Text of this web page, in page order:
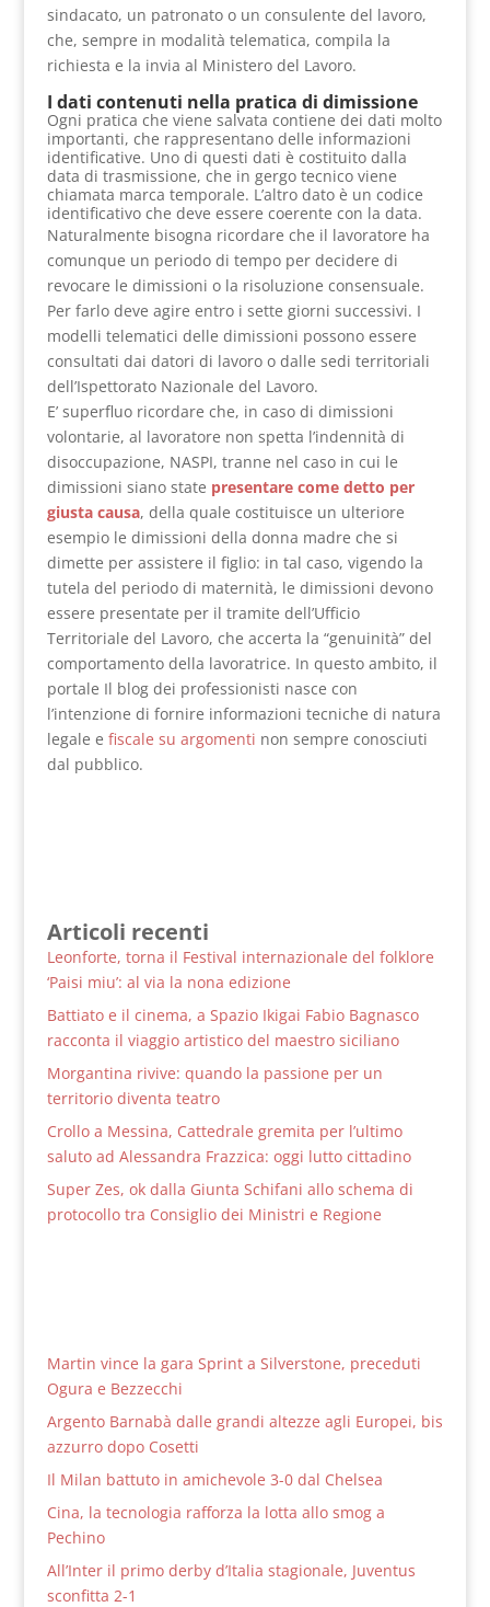
sindacato, un patronato o un consulente del lavoro,
che, sempre in modalità telematica, compila la
richiesta e la invia al Ministero del Lavoro.
I dati contenuti nella pratica di dimissione
Ogni pratica che viene salvata contiene dei dati molto
importanti, che rappresentano delle informazioni
identificative. Uno di questi dati è costituito dalla
data di trasmissione, che in gergo tecnico viene
chiamata marca temporale. L’altro dato è un codice
identificativo che deve essere coerente con la data.
Naturalmente bisogna ricordare che il lavoratore ha
comunque un periodo di tempo per decidere di
revocare le dimissioni o la risoluzione consensuale.
Per farlo deve agire entro i sette giorni successivi. I
modelli telematici delle dimissioni possono essere
consultati dai datori di lavoro o dalle sedi territoriali
dell’Ispettorato Nazionale del Lavoro.
E’ superfluo ricordare che, in caso di dimissioni
volontarie, al lavoratore non spetta l’indennità di
disoccupazione, NASPI, tranne nel caso in cui le
dimissioni siano state presentare come detto per
giusta causa, della quale costituisce un ulteriore
esempio le dimissioni della donna madre che si
dimette per assistere il figlio: in tal caso, vigendo la
tutela del periodo di maternità, le dimissioni devono
essere presentate per il tramite dell’Ufficio
Territoriale del Lavoro, che accerta la “genuinità” del
comportamento della lavoratrice. In questo ambito, il
portale Il blog dei professionisti nasce con
l’intenzione di fornire informazioni tecniche di natura
legale e fiscale su argomenti non sempre conosciuti
dal pubblico.
Articoli recenti
Leonforte, torna il Festival internazionale del folklore
‘Paisi miu’: al via la nona edizione
Battiato e il cinema, a Spazio Ikigai Fabio Bagnasco
racconta il viaggio artistico del maestro siciliano
Morgantina rivive: quando la passione per un
territorio diventa teatro
Crollo a Messina, Cattedrale gremita per l’ultimo
saluto ad Alessandra Frazzica: oggi lutto cittadino
Super Zes, ok dalla Giunta Schifani allo schema di
protocollo tra Consiglio dei Ministri e Regione
Martin vince la gara Sprint a Silverstone, preceduti
Ogura e Bezzecchi
Argento Barnabà dalle grandi altezze agli Europei, bis
azzurro dopo Cosetti
Il Milan battuto in amichevole 3-0 dal Chelsea
Cina, la tecnologia rafforza la lotta allo smog a
Pechino
All’Inter il primo derby d’Italia stagionale, Juventus
sconfitta 2-1